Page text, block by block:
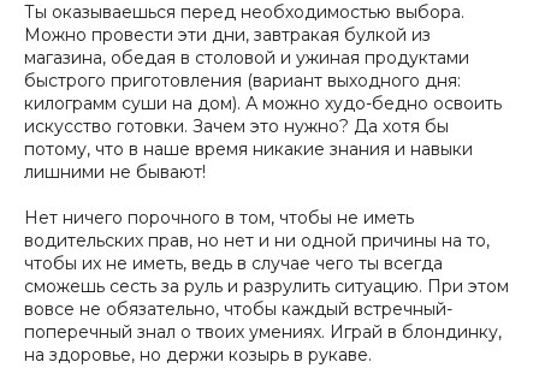
Ты оказываешься перед необходимостью выбора.
Можно провести эти дни, завтракая булкой из
магазина, обедая в столовой и ужиная продуктами
быстрого приготовления (вариант выходного дня:
килограмм суши на дом). А можно худо-бедно освоить
искусство готовки. Зачем это нужно? Да хотя бы
потому, что в наше время никакие знания и навыки
лишними не бывают!
Нет ничего порочного в том, чтобы не иметь
водительских прав, но нет и ни одной причины на то,
чтобы их не иметь, ведь в случае чего ты всегда
сможешь сесть за руль и разрулить ситуацию. При этом
вовсе не обязательно, чтобы каждый встречный-
поперечный знал о твоих умениях. Играй в блондинку,
на здоровье, но держи козырь в рукаве.